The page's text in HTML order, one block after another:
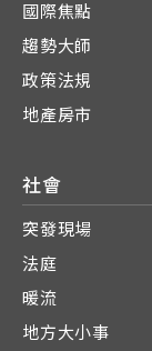
國際焦點
趨勢大師
政策法規
地產房市
社會
突發現場
法庭
暖流
地方大小事